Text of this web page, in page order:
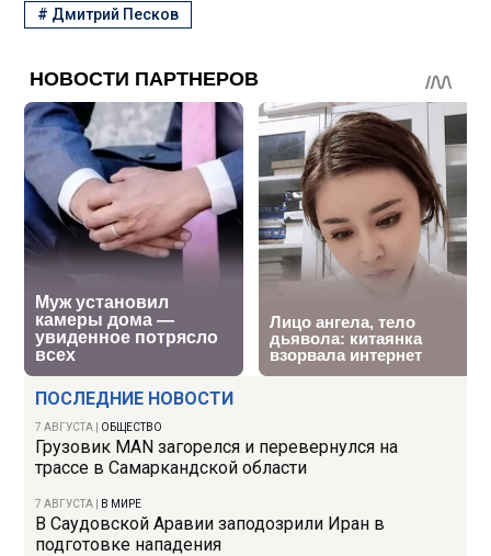
ПОСЛЕДНИЕ НОВОСТИ
7 АВГУСТА ОБЩЕСТВО
Грузовик MAN загорелся и перевернулся на
трассе в Самаркандской области
7 АВГУСТА В МИРЕ
В Саудовской Аравии заподозрили Иран в
подготовке нападения
# Дмитрий Песков